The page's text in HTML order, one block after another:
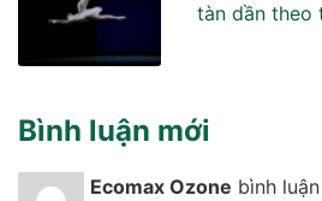
tàn dần theo
Bình luận mới
Ecomax Ozone bình